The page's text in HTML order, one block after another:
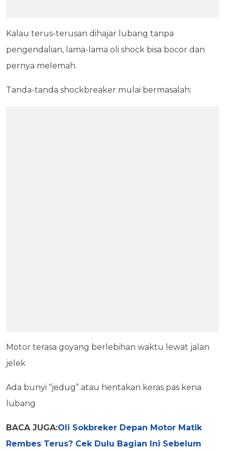
Kalau terus-terusan dihajar lubang tanpa
pengendalian, lama-lama oli shock bisa bocor dan
pernya melemah.
Tanda-tanda shockbreaker mulai bermasalah:
Motor terasa goyang berlebihan waktu lewat jalan
jelek
Ada bunyi “jedug” atau hentakan keras pas kena
lubang
BACA JUGA:Oli Sokbreker Depan Motor Matik
Rembes Terus? Cek Dulu Bagian Ini Sebelum